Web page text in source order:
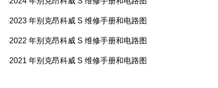
·2023 年别克昂科威 S 维修手册和电路图
·2022 年别克昂科威 S 维修手册和电路图
·2021 年别克昂科威 S 维修手册和电路图